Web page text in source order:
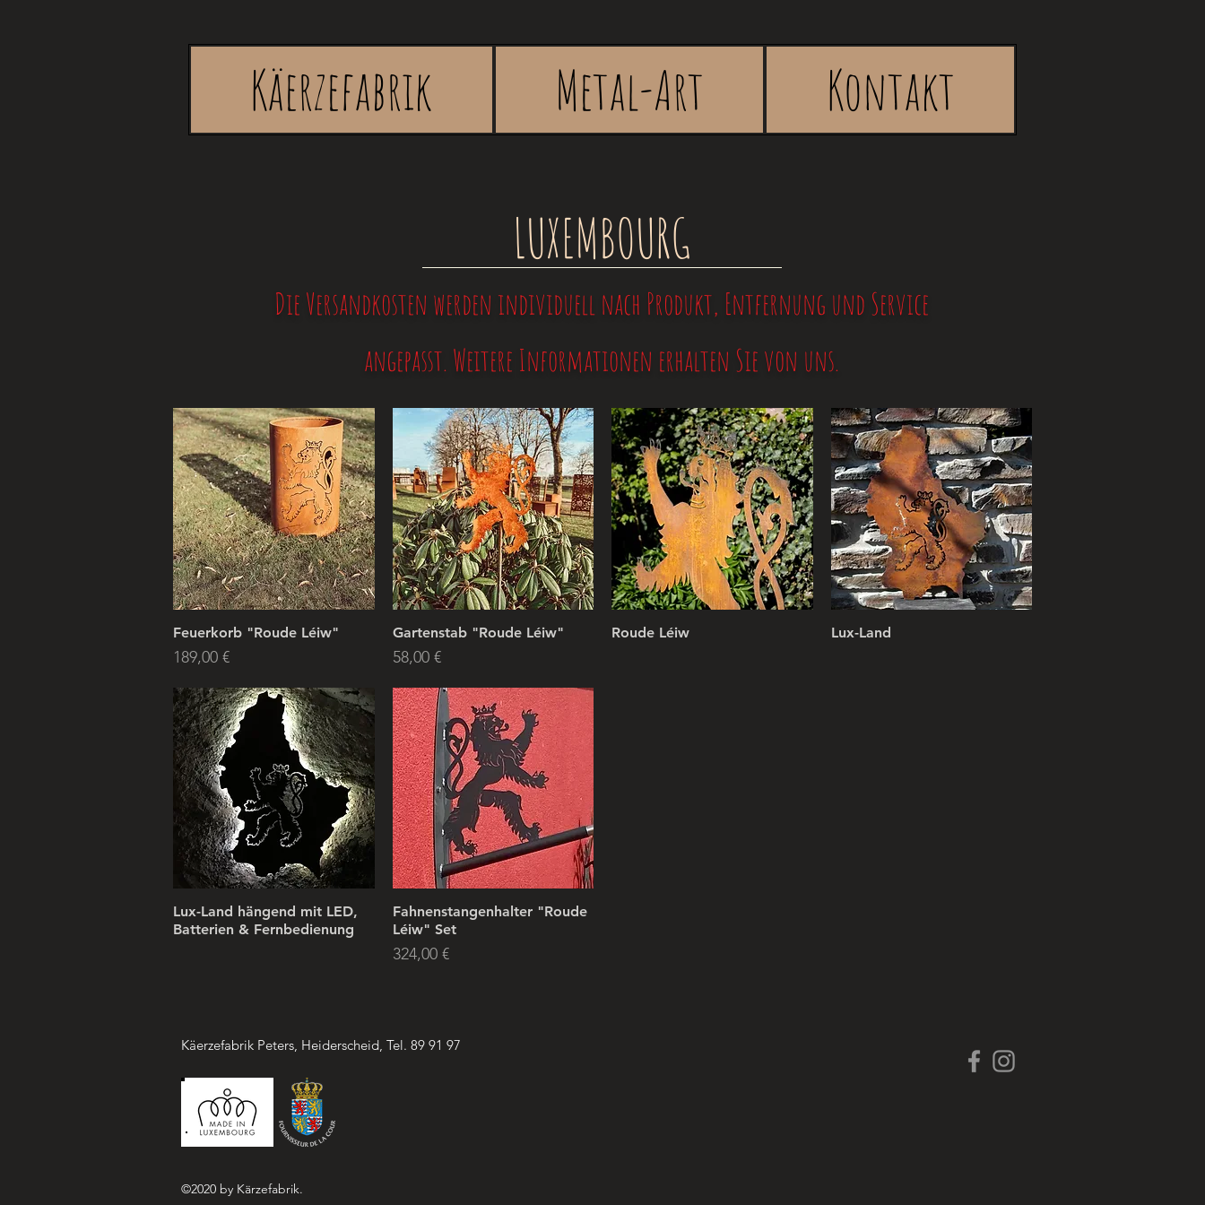
Käerzefabrik Metal-Art Kontakt
LUXEMBOURG
Die Versandkosten werden individuell nach Produkt, Entfernung und Service
angepasst. Weitere Informationen erhalten Sie von uns.
Feuerkorb "Roude Léiw"
Preis
189,00 €
Gartenstab "Roude Léiw"
Preis
58,00 €
Roude Léiw Lux-Land
Lux-Land hängend mit LED,
Batterien & Fernbedienung
Fahnenstangenhalter "Roude
Léiw" Set
Preis
324,00 €
Käerzefabrik Peters, Heiderscheid, Tel. 89 91 97
©2020 by Kärzefabrik.